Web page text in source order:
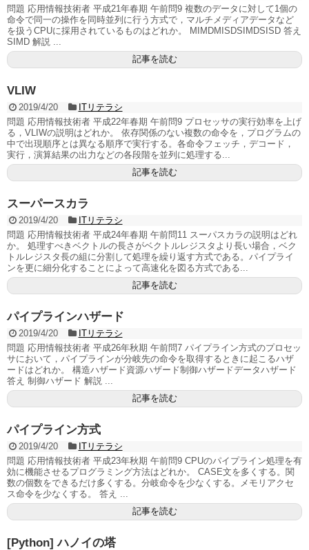
問題 応用情報技術者 平成21年春期 午前問9 複数のデータに対して1個の
命令で同一の操作を同時並列に行う方式で，マルチメディアデータなど
を扱うCPUに採用されているものはどれか。 MIMDMISDSIMDSISD 答え
SIMD 解説 ...
記事を読む
VLIW
2019/4/20
ITリテラシ
問題 応用情報技術者 平成22年春期 午前問9 プロセッサの実行効率を上げ
る，VLIWの説明はどれか。 依存関係のない複数の命令を，プログラムの
中で出現順序とは異なる順序で実行する。各命令フェッチ，デコード，
実行，演算結果の出力などの各段階を並列に処理する...
記事を読む
スーパースカラ
2019/4/20
ITリテラシ
問題 応用情報技術者 平成24年春期 午前問11 スーパスカラの説明はどれ
か。 処理すべきベクトルの長さがベクトルレジスタより長い場合，ベク
トルレジスタ長の組に分割して処理を繰り返す方式である。パイプライ
ンを更に細分化することによって高速化を図る方式である...
記事を読む
パイプラインハザード
2019/4/20
ITリテラシ
問題 応用情報技術者 平成26年秋期 午前問7 パイプライン方式のプロセッ
サにおいて，パイプラインが分岐先の命令を取得するときに起こるハザ
ードはどれか。 構造ハザード資源ハザード制御ハザードデータハザード
答え 制御ハザード 解説 ...
記事を読む
パイプライン方式
2019/4/20
ITリテラシ
問題 応用情報技術者 平成23年秋期 午前問9 CPUのパイプライン処理を有
効に機能させるプログラミング方法はどれか。 CASE文を多くする。関
数の個数をできるだけ多くする。分岐命令を少なくする。メモリアクセ
ス命令を少なくする。 答え ...
記事を読む
[Python] ハノイの塔